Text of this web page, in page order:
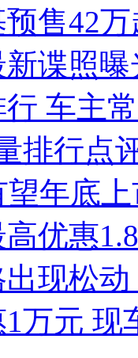
售42
谍照
车主
排行点
望年底
优惠
现松
万元 现